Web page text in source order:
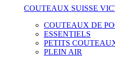
COUTEAUX SUISSE
COUTEAUX DE
ESSENTIELS
PETITS
PLEIN AIR